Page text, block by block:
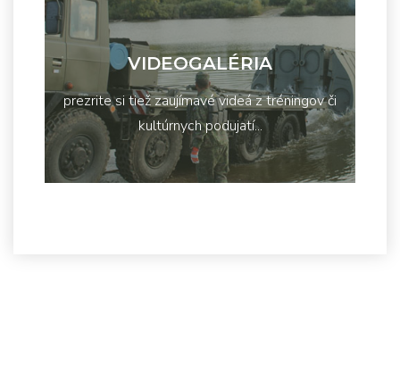
VIDEOGALÉRIA
prezrite si tiež zaujímavé videá z tréningov či
kultúrnych podujatí...